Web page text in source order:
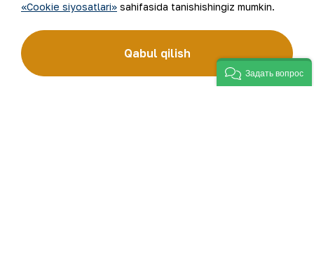
Investorlarga
Cookie fayllaridan
foydalanish
«Cookie siyosatlari» sahifasida tanishishingiz mumkin.
Qabul qilish
Задать вопрос